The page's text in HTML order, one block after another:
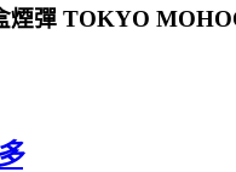
煙彈 TOKYO